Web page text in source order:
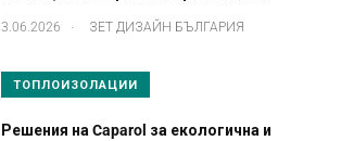
3.06.2026 ЗЕТ ДИЗАЙН БЪЛГАРИЯ
ТОПЛОИЗОЛАЦИИ
Решения на Caparol за екологична и